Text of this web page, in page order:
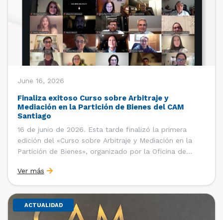
June 16, 2026
Finaliza exitoso Curso sobre Arbitraje y
Mediación en la Partición de Bienes del CAM
Santiago
16 de junio de 2026. Esta tarde finalizó la primera
edición del «Curso sobre Arbitraje y Mediación en la
Partición de Bienes», organizado por la Oficina de
Arbitraje y Mediación (CAM) de la Cámara de Comercio
de Santiago (CCS). El curso contó con […]
Ver más
ACTUALIDAD